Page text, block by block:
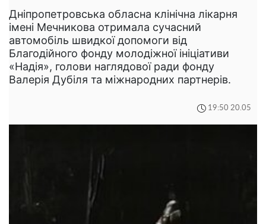
Дніпропетровська обласна клінічна лікарня
імені Мечникова отримала сучасний
автомобіль швидкої допомоги від
Благодійного фонду молодіжної ініціативи
«Надія», голови наглядової ради фонду
Валерія Дубіля та міжнародних партнерів.
19:50 20.05